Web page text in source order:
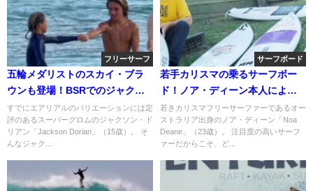
フリーサーフ
五輪メダリストのスカイ・ブラ
ウンも登場！BSRでのジャクソ
ン・ドリアンVlog
すでにエアリアルのバリエーションには定
評のあるスーパーグロムのジャクソン・ド
リアン「Jackson Dorian」（15歳）。 そ
んなジャク...
サーフボード
若手カリスマの乗るサーフボー
ド！ノア・ディーン本人による
ライディング&解説動画
若きカリスマフリーサーファーであるオー
ストラリア出身のノア・ディーン「Noa
Deane」（23歳）。 注目度の高いサーフ
ァーだからこそ、ど...